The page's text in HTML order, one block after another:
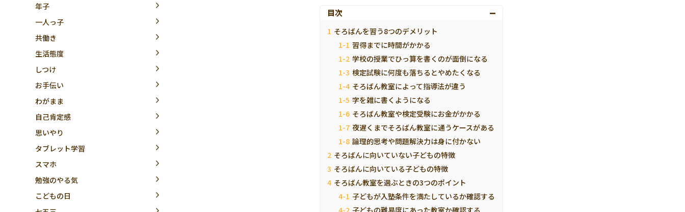
年子
一人っ子
共働き
生活態度
しつけ
お手伝い
わがまま
自己肯定感
思いやり
タブレット学習
スマホ
勉強のやる気
こどもの日
目次
そろばんを習う8つのデメリット
習得までに時間がかかる
学校の授業でひっ算を書くのが面倒になる
検定試験に何度も落ちるとやめたくなる
そろばん教室によって指導法が違う
字を雑に書くようになる
そろばん教室や検定受験にお金がかかる
夜遅くまでそろばん教室に通うケースがある
論理的思考や問題解決力は身に付かない
そろばんに向いていない子どもの特徴
そろばんに向いている子どもの特徴
そろばん教室を選ぶときの3つのポイント
子どもが入塾条件を満たしているか確認する